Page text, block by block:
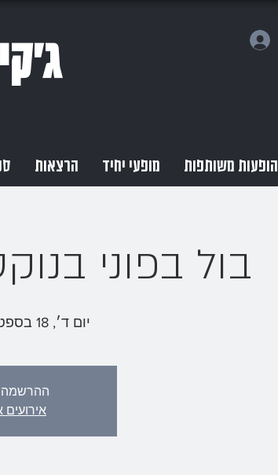
הופעות משותפות מופעי יחיד הרצאות
בול בפוני
יום ד׳, 18 בספט׳
ההרשמה
אירועים